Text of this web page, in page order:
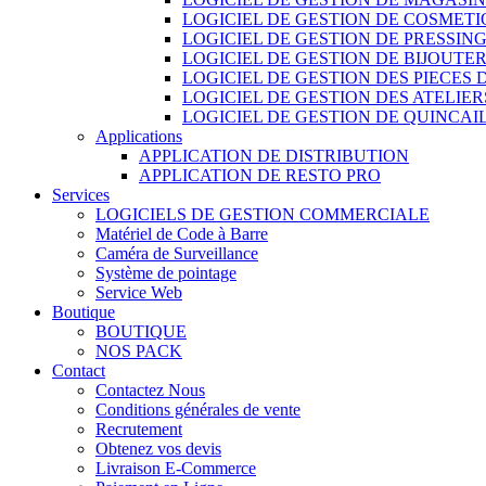
LOGICIEL DE GESTION DE
LOGICIEL DE GESTION DE PRESSING
LOGICIEL DE GESTION DE
LOGICIEL DE GESTION DES PIECES
LOGICIEL DE GESTION DES
LOGICIEL DE GESTION DE
Applications
APPLICATION DE DISTRIBUTION
APPLICATION DE RESTO PRO
Services
LOGICIELS DE GESTION COMMERCIALE
Matériel de Code à Barre
Caméra de Surveillance
Système de pointage
Service Web
Boutique
BOUTIQUE
NOS PACK
Contact
Contactez Nous
Conditions générales de vente
Recrutement
Obtenez vos devis
Livraison E-Commerce